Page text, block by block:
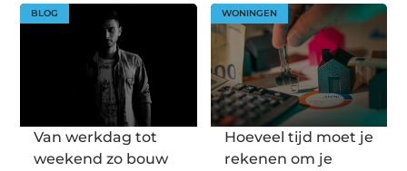
BLOG
Van werkdag tot
weekend zo bouw
WONINGEN
Hoeveel tijd moet je
rekenen om je